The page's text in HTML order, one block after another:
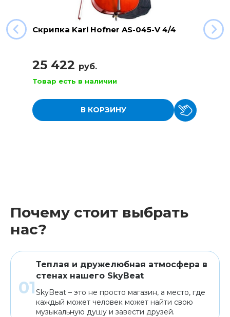
Скрипка Karl Hofner AS-045-V 4/4
25 422 руб.
Товар есть в наличии
В КОРЗИНУ
Почему стоит выбрать
нас?
Теплая и дружелюбная атмосфера в
стенах нашего SkyBeat
SkyBeat – это не просто магазин, а место, где
каждый может человек может найти свою
музыкальную душу и завести друзей.